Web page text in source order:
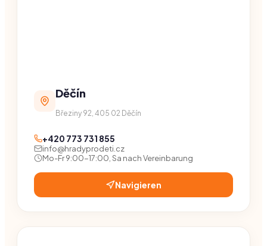
Děčín
Březiny 92, 405 02 Děčín
+420 773 731 855
info@hradyprodeti.cz
Mo-Fr 9:00-17:00, Sa nach Vereinbarung
Navigieren